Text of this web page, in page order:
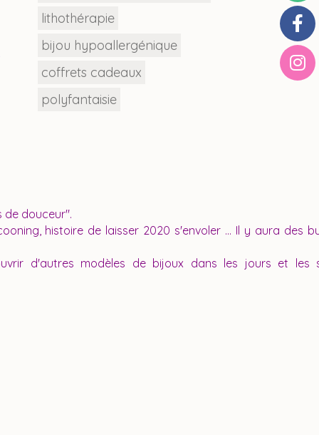
de douceur".
histoire de laisser 2020 s'envoler ... Il y aura des
d'autres modèles de bijoux dans les jours et les
lithothérapie
bijou hypoallergénique
coffrets cadeaux
polyfantaisie